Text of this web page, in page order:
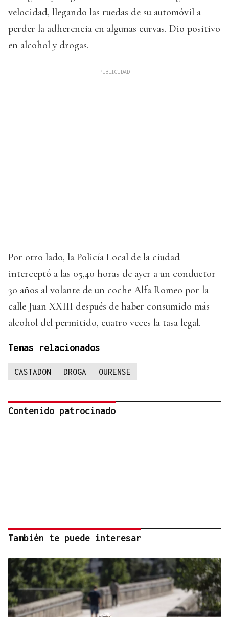
velocidad, llegando las ruedas de su automóvil a
perder la adherencia en algunas curvas. Dio positivo
en alcohol y drogas.
Por otro lado, la Policía Local de la ciudad
interceptó a las 05,40 horas de ayer a un conductor
30 años al volante de un coche Alfa Romeo por la
calle Juan XXIII después de haber consumido más
alcohol del permitido, cuatro veces la tasa legal.
Temas relacionados
CASTADON DROGA OURENSE
Contenido patrocinado
También te puede interesar